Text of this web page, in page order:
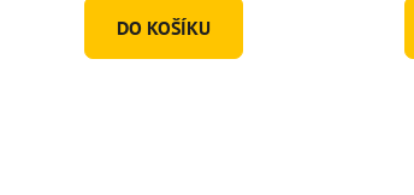
hvězdiček.
DO KOŠÍKU